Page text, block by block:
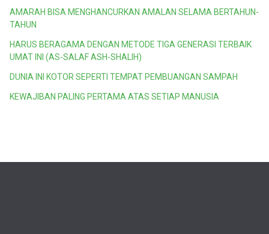
AMARAH BISA MENGHANCURKAN AMALAN SELAMA BERTAHUN-
TAHUN
HARUS BERAGAMA DENGAN METODE TIGA GENERASI TERBAIK
UMAT INI (AS-SALAF ASH-SHALIH)
DUNIA INI KOTOR SEPERTI TEMPAT PEMBUANGAN SAMPAH
KEWAJIBAN PALING PERTAMA ATAS SETIAP MANUSIA